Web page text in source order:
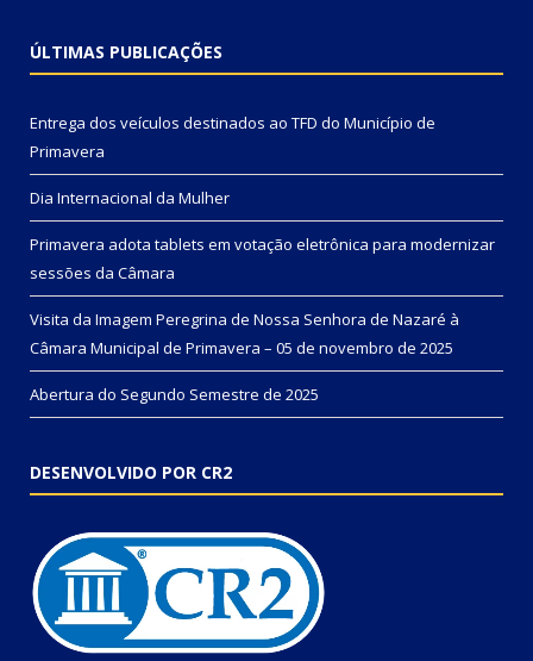
ÚLTIMAS PUBLICAÇÕES
Entrega dos veículos destinados ao TFD do Município de
Primavera
Dia Internacional da Mulher
Primavera adota tablets em votação eletrônica para modernizar
sessões da Câmara
Visita da Imagem Peregrina de Nossa Senhora de Nazaré à
Câmara Municipal de Primavera – 05 de novembro de 2025
Abertura do Segundo Semestre de 2025
DESENVOLVIDO POR CR2